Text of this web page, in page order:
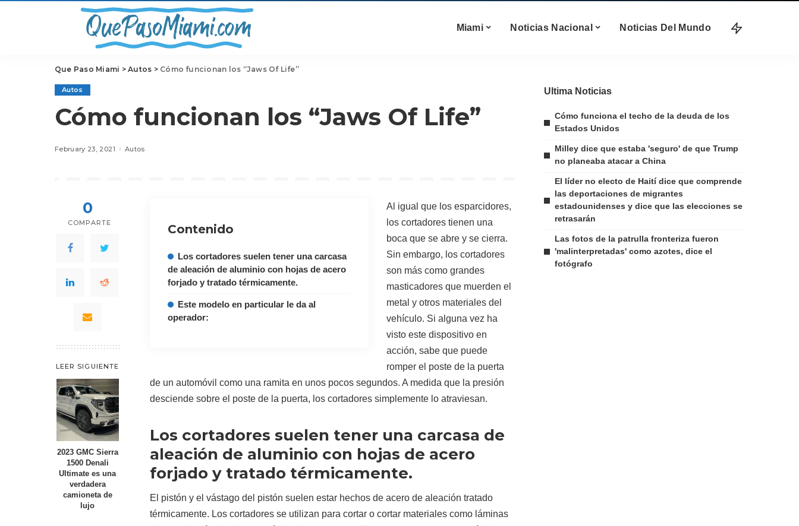
Miami Noticias Nacional Noticias Del Mundo
Que Paso Miami >Autos > Cómo funcionan los “Jaws Of Life”
Autos
Cómo funcionan los “Jaws Of Life”
February 23, 2021 Autos
0
COMPARTE
LEER SIGUIENTE
2023 GMC Sierra
1500 Denali
Ultimate es una
verdadera
camioneta de
lujo
Contenido
Los cortadores suelen tener una carcasa
de aleación de aluminio con hojas de acero
forjado y tratado térmicamente.
Este modelo en particular le da al
operador:
Al igual que los esparcidores,
los cortadores tienen una
boca que se abre y se cierra.
Sin embargo, los cortadores
son más como grandes
masticadores que muerden el
metal y otros materiales del
vehículo. Si alguna vez ha
visto este dispositivo en
acción, sabe que puede
romper el poste de la puerta
de un automóvil como una ramita en unos pocos segundos. A medida que la presión
desciende sobre el poste de la puerta, los cortadores simplemente lo atraviesan.
Los cortadores suelen tener una carcasa de
aleación de aluminio con hojas de acero
forjado y tratado térmicamente.
El pistón y el vástago del pistón suelen estar hechos de acero de aleación tratado
térmicamente. Los cortadores se utilizan para cortar o cortar materiales como láminas
Ultima Noticias
Cómo funciona el techo de la deuda de los
Estados Unidos
Milley dice que estaba 'seguro' de que Trump
no planeaba atacar a China
El líder no electo de Haití dice que comprende
las deportaciones de migrantes
estadounidenses y dice que las elecciones se
retrasarán
Las fotos de la patrulla fronteriza fueron
'malinterpretadas' como azotes, dice el
fotógrafo